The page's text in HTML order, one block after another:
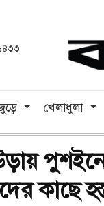
খেলাধুলা
পুশইনে
কাছে